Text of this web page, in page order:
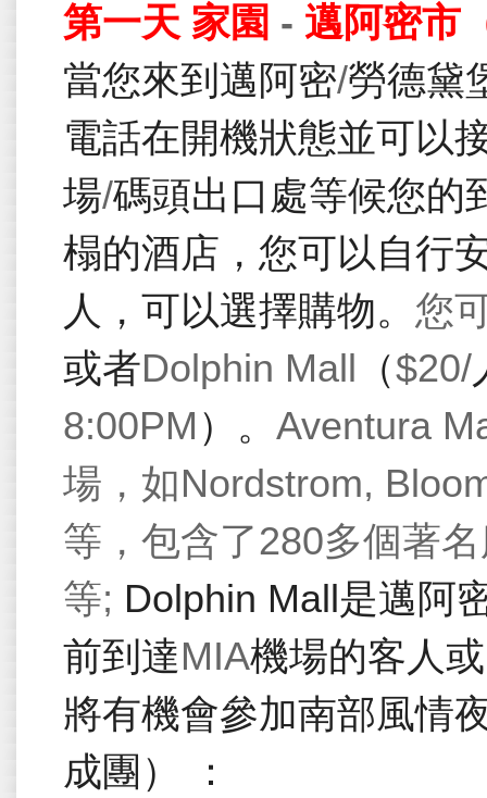
第一天 家園 - 邁阿密市
當您來到邁阿密/勞德黛
電話在開機狀態並可以
場/碼頭出口處等候您的
榻的酒店，您可以自行
人，可以選擇購物。 您
或者Dolphin Mall （$20/
8:00PM ）。 Aventura
場，如Nordstrom,
等，包含了280多個著
等; Dolphin Mall 是邁阿
前到達MIA機場的客人或
將有機會參加南部風情
成團）
：